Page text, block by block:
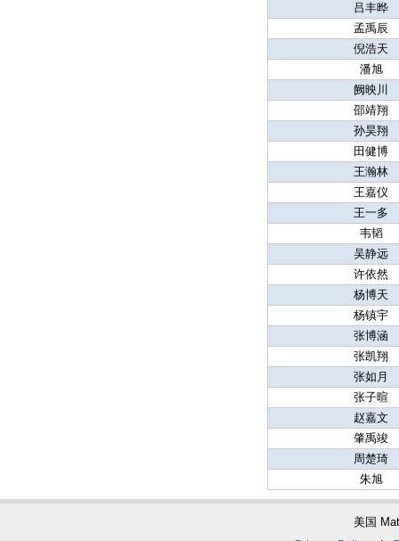
吕丰晔
孟禹辰
倪浩天
潘旭
阙映川
邵靖翔
孙昊翔
田健博
王瀚林
王嘉仪
王一多
韦韬
吴静远
许依然
杨博天
杨镇宇
张博涵
张凯翔
张如月
张子暄
赵嘉文
肇禹竣
周楚琦
朱旭
美国